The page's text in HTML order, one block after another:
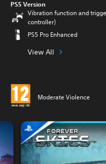
PS5 Version
Vibration function and
controller)
PS5 Pro Enhanced
View All
Moderate Violence